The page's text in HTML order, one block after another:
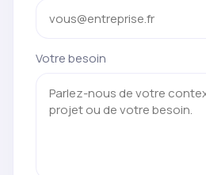
Votre besoin